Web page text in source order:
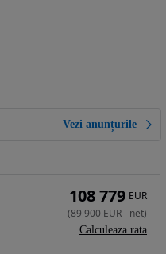
Vezi anunțurile
108 779 EUR
(89 900 EUR- net)
Calculeaza rata